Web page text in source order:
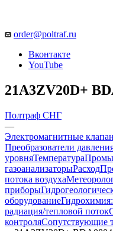
order@poltraf.ru
Вконтакте
YouTube
21A3ZV20D+
Полтраф СНГ
—
Электромагнитные
Преобразователи
уровняТемпература
газоанализаторыРасход
потока воздуха
приборы
оборудование
радиация/тепловой поток
контроляСопутствующие